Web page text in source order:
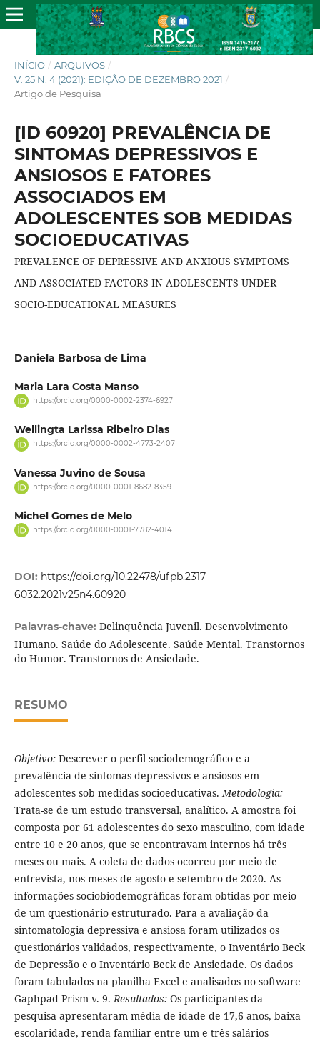
INÍCIO / ARQUIVOS /
V. 25 N. 4 (2021): EDIÇÃO DE DEZEMBRO 2021 /
Artigo de Pesquisa
[ID 60920] PREVALÊNCIA DE
SINTOMAS DEPRESSIVOS E
ANSIOSOS E FATORES
ASSOCIADOS EM
ADOLESCENTES SOB MEDIDAS
SOCIOEDUCATIVAS
PREVALENCE OF DEPRESSIVE AND ANXIOUS SYMPTOMS
AND ASSOCIATED FACTORS IN ADOLESCENTS UNDER
SOCIO-EDUCATIONAL MEASURES
Daniela Barbosa de Lima
Maria Lara Costa Manso
https://orcid.org/0000-0002-2374-6927
Wellingta Larissa Ribeiro Dias
https://orcid.org/0000-0002-4773-2407
Vanessa Juvino de Sousa
https://orcid.org/0000-0001-8682-8359
Michel Gomes de Melo
https://orcid.org/0000-0001-7782-4014
DOI: https://doi.org/10.22478/ufpb.2317-
6032.2021v25n4.60920
Palavras-chave: Delinquência Juvenil. Desenvolvimento
Humano. Saúde do Adolescente. Saúde Mental. Transtornos
do Humor. Transtornos de Ansiedade.
RESUMO
Objetivo:Descrever o perfil sociodemográfico e a
prevalência de sintomas depressivos e ansiosos em
adolescentes sob medidas socioeducativas.Metodologia:
Trata-se de um estudo transversal, analítico. A amostra foi
composta por 61 adolescentes do sexo masculino, com idade
entre 10 e 20 anos, que se encontravam internos há três
meses ou mais. A coleta de dados ocorreu por meio de
entrevista, nos meses de agosto e setembro de 2020. As
informações sociobiodemográficas foram obtidas por meio
de um questionário estruturado. Para a avaliação da
sintomatologia depressiva e ansiosa foram utilizados os
questionários validados, respectivamente, o Inventário Beck
de Depressão e o Inventário Beck de Ansiedade. Os dados
foram tabulados na planilha Excel e analisados no software
Gaphpad Prism v. 9.Resultados:Os participantes da
pesquisa apresentaram média de idade de 17,6 anos, baixa
escolaridade, renda familiar entre um e três salários